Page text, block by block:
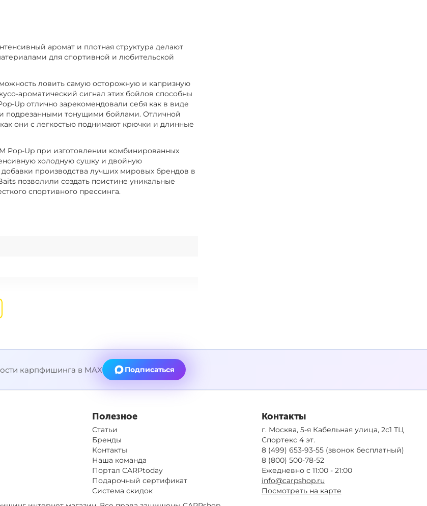
аромат и плотная структура делают
для спортивной и любительской
ловить самую осторожную и капризную
ароматический сигнал этих бойлов способны
Up отлично зарекомендовали себя как в виде
подрезанными тонущими бойлами. Отличной
они с легкостью поднимают крючки и длинные
Pop-Up при изготовлении комбинированных
холодную сушку и двойную
производства лучших мировых брендов в
позволили создать поистине уникальные
спортивного прессинга.
карпфишинга в MAX Подписаться
Полезное
Статьи
Бренды
Контакты
Наша команда
Портал CARPtoday
Подарочный сертификат
Система скидок
Контакты
г. Москва, 5-я Кабельная улица, 2с1 ТЦ
Спортекс 4 эт.
8 (499) 653-93-55(звонок бесплатный)
8 (800) 500-78-52
Ежедневно с 11:00 - 21:00
info@carpshop.ru
Посмотреть на карте